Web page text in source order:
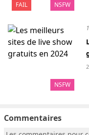
FAIL NSFW
NSFW
Commentaires